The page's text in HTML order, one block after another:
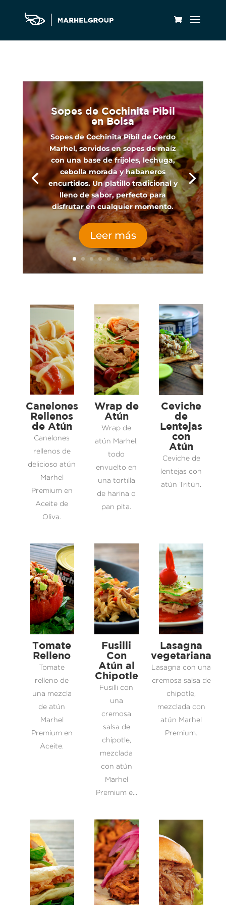
Sopes de Cochinita Pibil
en Bolsa
Sopes de Cochinita Pibil de Cerdo
Marhel, servidos en sopes de maíz
con una base de frijoles, lechuga,
cebolla morada y habaneros
encurtidos. Un platillo tradicional y
lleno de sabor, perfecto para
disfrutar en cualquier momento.
Leer más
Canelones
Rellenos
de Atún
Canelones
rellenos de
delicioso atún
Marhel
Premium en
Aceite de
Oliva.
Wrap de
Atún
Wrap de
atún Marhel,
todo
envuelto en
una tortilla
de harina o
pan pita.
Ceviche
de
Lentejas
con
Atún
Ceviche de
lentejas con
atún Tritún.
Tomate
Relleno
Tomate
relleno de
una mezcla
de atún
Marhel
Premium en
Aceite.
Fusilli
Con
Atún al
Chipotle
Fusilli con
una
cremosa
salsa de
chipotle,
mezclada
con atún
Marhel
Premium e...
Lasagna
vegetariana
Lasagna con una
cremosa salsa de
chipotle,
mezclada con
atún Marhel
Premium.